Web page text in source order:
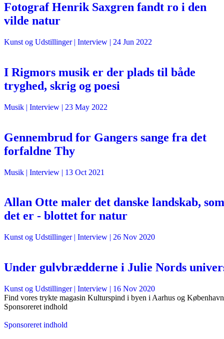
Fotograf Henrik Saxgren fandt ro i den
vilde natur
Kunst og Udstillinger| Interview | 24 Jun 2022
I Rigmors musik er der plads til både
tryghed, skrig og poesi
Musik | Interview | 23 May 2022
Gennembrud for Gangers sange fra det
forfaldne Thy
Musik | Interview | 13 Oct 2021
Allan Otte maler det danske landskab, som
det er - blottet for natur
Kunst og Udstillinger| Interview | 26 Nov 2020
Under gulvbrædderne i Julie Nords
Kunst og Udstillinger| Interview | 16 Nov 2020
Find vores trykte magasin Kulturspind i byen i Aarhus og København
Sponsoreret indhold
Sponsoreret indhold